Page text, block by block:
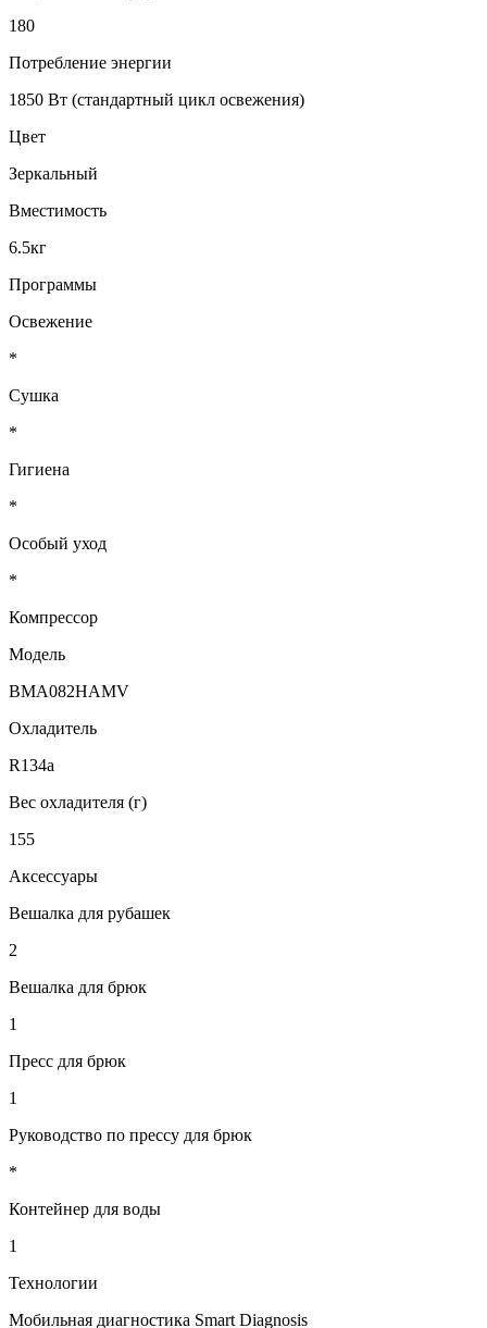
180
Потребление энергии
1850 Вт (стандартный цикл освежения)
Цвет
Зеркальный
Вместимость
6.5кг
Программы
Освежение
*
Сушка
*
Гигиена
*
Особый уход
*
Компрессор
Модель
BMA082HAMV
Охладитель
R134a
Вес охладителя (г)
155
Аксессуары
Вешалка для рубашек
2
Вешалка для брюк
1
Пресс для брюк
1
Руководство по прессу для брюк
*
Контейнер для воды
1
Технологии
Мобильная диагностика Smart Diagnosis